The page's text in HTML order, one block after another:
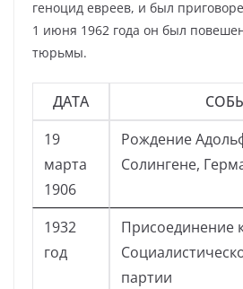
геноцид евреев, и был
1 июня 1962 года он был
тюрьмы.
ДАТА
19
марта
1906
Рождение
Солингене,
1932
год
Присоединение
партии